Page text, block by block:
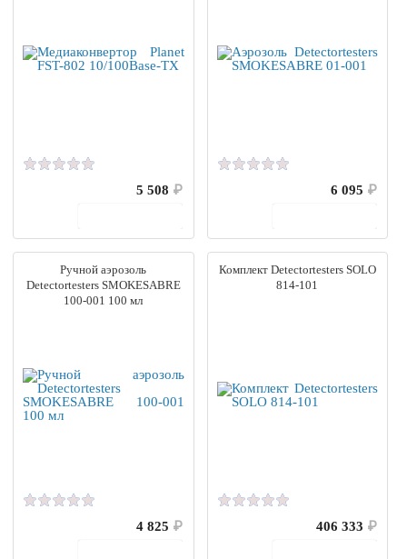
5 508 ₽
6 095 ₽
Ручной аэрозоль
Detectortesters SMOKESABRE
100-001 100 мл
4 825 ₽
Комплект Detectortesters SOLO
814-101
406 333 ₽